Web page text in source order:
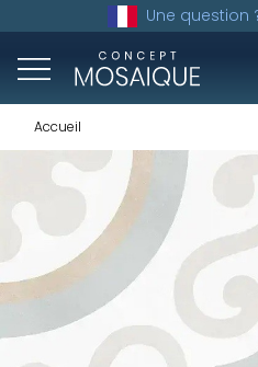
Une question
Accueil